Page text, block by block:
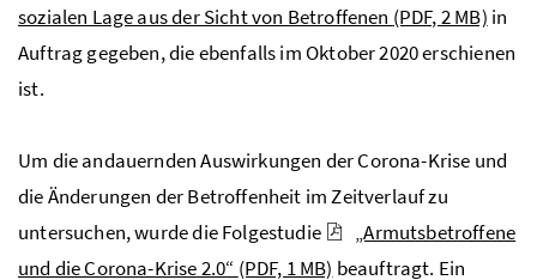
sozialen Lage aus der Sicht von Betroffenen (PDF, 2 MB) in
Auftrag gegeben, die ebenfalls im Oktober 2020 erschienen
ist.
Um die andauernden Auswirkungen der Corona-Krise und
die Änderungen der Betroffenheit im Zeitverlauf zu
untersuchen, wurde die Folgestudie
„Armutsbetroffene
und die Corona-Krise 2.0“ (PDF, 1 MB) beauftragt. Ein